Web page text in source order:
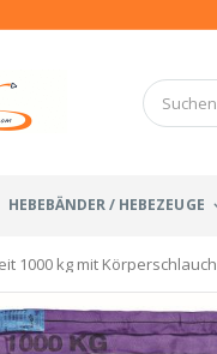
HEBEBÄNDER / HEBEZEUGE
1000 kg mit Körperschlauch